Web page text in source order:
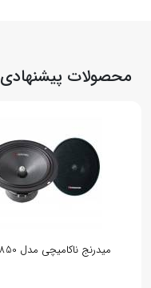
محصولات پیشنهادی
میدرنج ناکامیچی مدل NS-M850